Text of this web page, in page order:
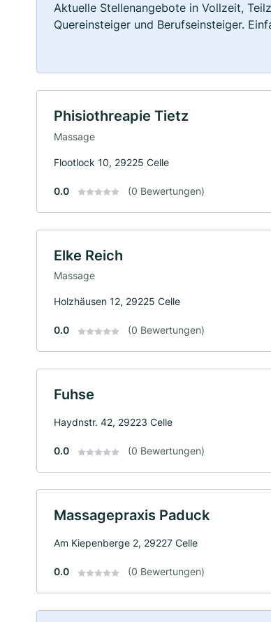
Aktuelle Stellenangebote in Vollzeit,
Quereinsteiger und Berufseinsteiger.
Phisiothreapie Tietz
Massage
Flootlock 10, 29225 Celle
0.0 (0 Bewertungen)
Elke Reich
Massage
Holzhäusen 12, 29225 Celle
0.0 (0 Bewertungen)
Fuhse
Haydnstr. 42, 29223 Celle
0.0 (0 Bewertungen)
Massagepraxis Paduck
Am Kiepenberge 2, 29227 Celle
0.0 (0 Bewertungen)